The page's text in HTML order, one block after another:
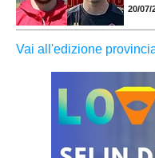
20/07/
Vai all'edizione